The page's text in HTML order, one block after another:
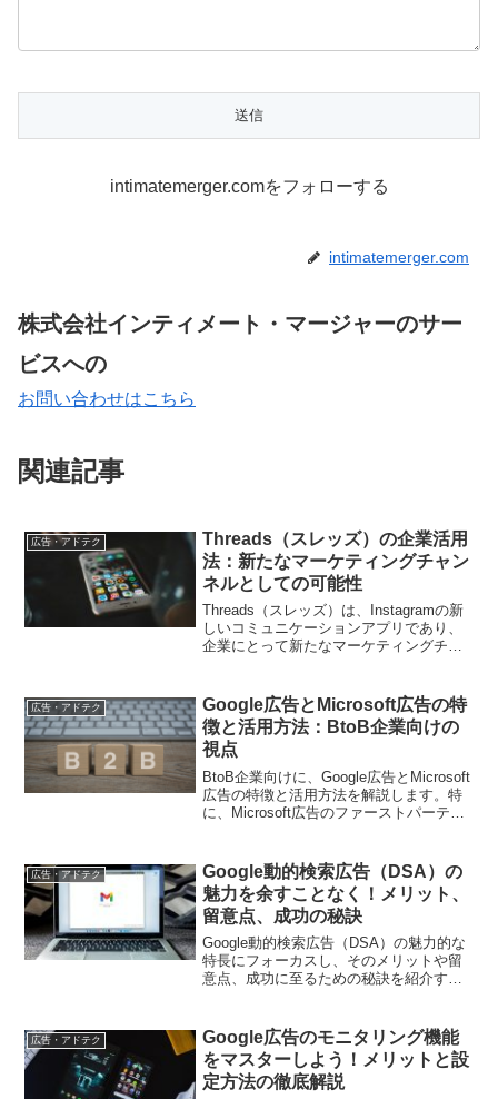
intimatemerger.comをフォローする
intimatemerger.com
株式会社インティメート・マージャーのサー
ビスへの
お問い合わせはこちら
関連記事
広告・アドテク
Threads（スレッズ）の企業活用
法：新たなマーケティングチャン
ネルとしての可能性
Threads（スレッズ）は、Instagramの新
しいコミュニケーションアプリであり、
企業にとって新たなマーケティングチャ
活用する際の戦略について詳しく解説し
ます。
広告・アドテク
Google広告とMicrosoft広告の特
徴と活用方法：BtoB企業向けの
視点
BtoB企業向けに、Google広告とMicrosoft
広告の特徴と活用方法を解説します。特
に、Microsoft広告のファーストパーティ
明し、BtoB企業のマーケティング戦略に
どのように活かせるかを考察します。
広告・アドテク
Google動的検索広告（DSA）の
魅力を余すことなく！メリット、
留意点、成功の秘訣
Google動的検索広告（DSA）の魅力的な
特長にフォーカスし、そのメリットや留
意点、成功に至るための秘訣を紹介する
の戦略や注意点を丁寧に解説していま
す。
広告・アドテク
Google広告のモニタリング機能
をマスターしよう！メリットと設
定方法の徹底解説